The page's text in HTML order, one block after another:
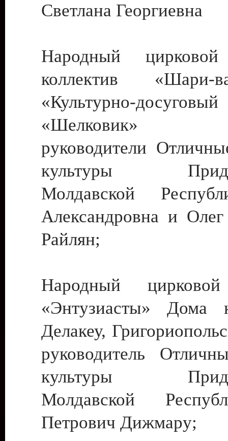
Светлана Георгиевна
Народный цирковой
коллектив
«Культурно-
«Шелковик»
руководители
культуры
Молдавской
Александровна и
Райлян;
Народный цирковой
«Энтузиасты» Дома
Делакеу,
руководитель
культуры
Молдавской
Петрович Дижмару;